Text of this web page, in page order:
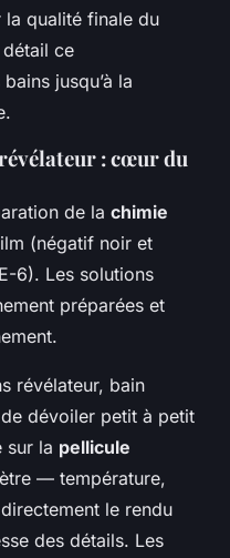
la qualité finale du
ce
jusqu’à la
: cœur du
de la chimie
(négatif noir et
6). Les solutions
préparées et
révélateur, bain
dévoiler petit à petit
sur la pellicule
— température,
le rendu
des détails. Les